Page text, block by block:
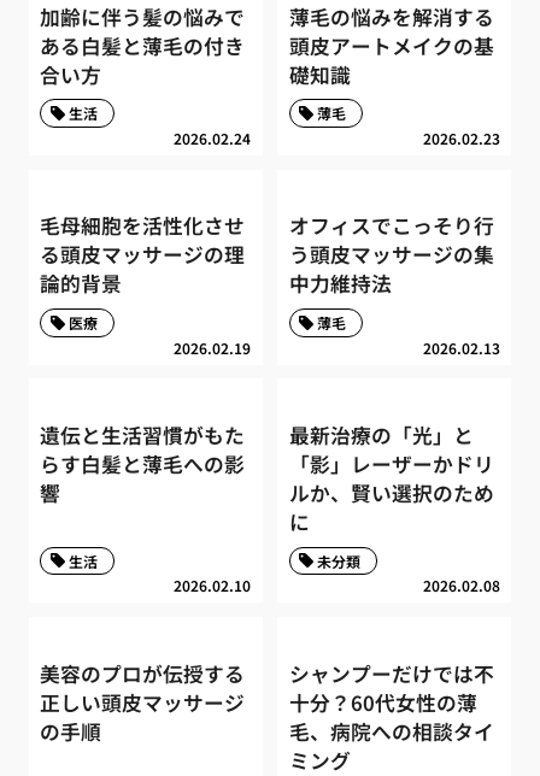
加齢に伴う髪の悩みで
ある白髪と薄毛の付き
合い方
2026.02.24
生活
薄毛の悩みを解消する
頭皮アートメイクの基
礎知識
2026.02.23
薄毛
毛母細胞を活性化させ
る頭皮マッサージの理
論的背景
2026.02.19
医療
オフィスでこっそり行
う頭皮マッサージの集
中力維持法
2026.02.13
薄毛
遺伝と生活習慣がもた
らす白髪と薄毛への影
響
2026.02.10
生活
最新治療の「光」と
「影」レーザーかドリ
ルか、賢い選択のため
に
2026.02.08
未分類
美容のプロが伝授する
正しい頭皮マッサージ
の手順
シャンプーだけでは不
十分？60代女性の薄
毛、病院への相談タイ
ミング